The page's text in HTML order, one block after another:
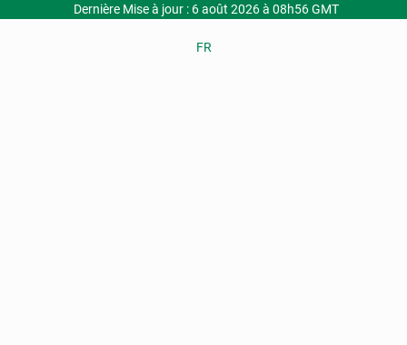
Dernière Mise à jour : 6 août 2026 à 08h56 GMT
FR